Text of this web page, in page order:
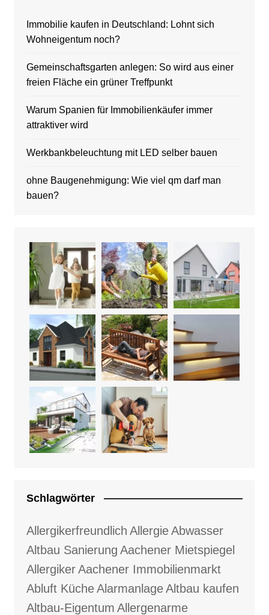
Immobilie kaufen in Deutschland: Lohnt sich
Wohneigentum noch?
Gemeinschaftsgarten anlegen: So wird aus einer
freien Fläche ein grüner Treffpunkt
Warum Spanien für Immobilienkäufer immer
attraktiver wird
Werkbankbeleuchtung mit LED selber bauen
ohne Baugenehmigung: Wie viel qm darf man
bauen?
Schlagwörter
Allergikerfreundlich AllergieAbwasser
Altbau Sanierung Aachener Mietspiegel
AllergikerAachener Immobilienmarkt
Abluft KücheAlarmanlageAltbau kaufen
Altbau-Eigentum Allergenarme